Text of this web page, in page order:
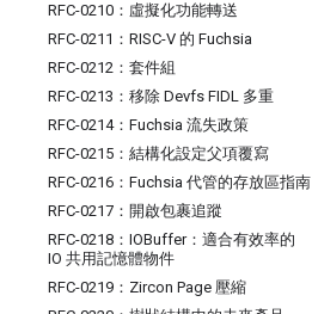
RFC-0210：虛擬化功能轉送
RFC-0211：RISC-V 的 Fuchsia
RFC-0212：套件組
RFC-0213：移除 Devfs FIDL 多重
RFC-0214：Fuchsia 流失政策
RFC-0215：結構化設定父項覆寫
RFC-0216：Fuchsia 代管的存放區指南
RFC-0217：開啟包裹追蹤
RFC-0218：IOBuffer：適合有效率的
IO 共用記憶體物件
RFC-0219：Zircon Page 壓縮